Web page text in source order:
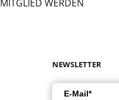
MITGLIED WERDEN
NEWSLETTER
E-Mail*